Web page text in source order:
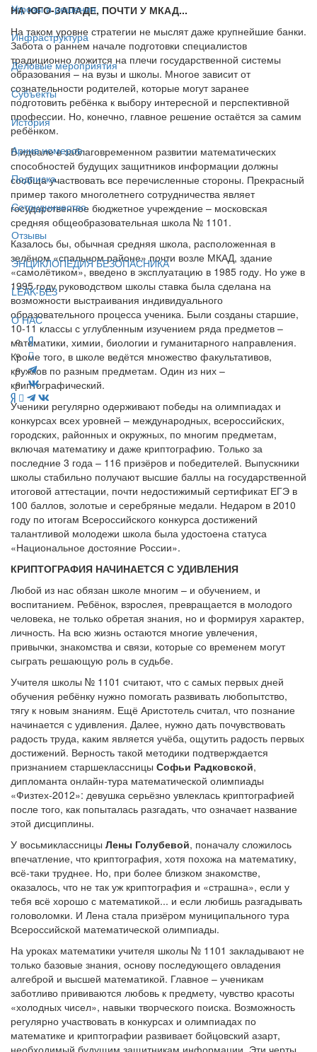
Угрозы и решения
Инфраструктура
Деловые мероприятия
Субъекты
История
Архив номеров
Подписка
Сотрудничество
Отзывы
ЭНЦИКЛОПЕДИЯ БЕЗОПАСНИКА
LEAK-БЕЗ
О НАС
НА ЮГО-ЗАПАДЕ, ПОЧТИ У МКАД...
На таком уровне стратегии не мыслят даже крупнейшие банки.
Забота о раннем начале подготовки специалистов
традиционно ложится на плечи государственной системы
образования – на вузы и школы. Многое зависит от
сознательности родителей, которые могут заранее
подготовить ребёнка к выбору интересной и перспективной
профессии. Но, конечно, главное решение остаётся за самим
ребёнком.
В идеале в заблаговременном развитии математических
способностей будущих защитников информации должны
сообща участвовать все перечисленные стороны. Прекрасный
пример такого многолетнего сотрудничества являет
государственное бюджетное учреждение – московская
средняя общеобразовательная школа № 1101.
Казалось бы, обычная средняя школа, расположенная в
зелёном «спальном районе» почти возле МКАД, здание
«самолётиком», введено в эксплуатацию в 1985 году. Но уже в
1995 году руководством школы ставка была сделана на
возможности выстраивания индивидуального
образовательного процесса ученика. Были созданы старшие,
10-11 классы с углубленным изучением ряда предметов –
математики, химии, биологии и гуманитарного направления.
Кроме того, в школе ведётся множество факультативов,
кружков по разным предметам. Один из них –
криптографический.
Ученики регулярно одерживают победы на олимпиадах и
конкурсах всех уровней – международных, всероссийских,
городских, районных и окружных, по многим предметам,
включая математику и даже криптографию. Только за
последние 3 года – 116 призёров и победителей. Выпускники
школы стабильно получают высшие баллы на государственной
итоговой аттестации, почти недостижимый сертификат ЕГЭ в
100 баллов, золотые и серебряные медали. Недаром в 2010
году по итогам Всероссийского конкурса достижений
талантливой молодежи школа была удостоена статуса
«Национальное достояние России».
КРИПТОГРАФИЯ НАЧИНАЕТСЯ С УДИВЛЕНИЯ
Любой из нас обязан школе многим – и обучением, и
воспитанием. Ребёнок, взрослея, превращается в молодого
человека, не только обретая знания, но и формируя характер,
личность. На всю жизнь остаются многие увлечения,
привычки, знакомства и связи, которые со временем могут
сыграть решающую роль в судьбе.
Учителя школы № 1101 считают, что с самых первых дней
обучения ребёнку нужно помогать развивать любопытство,
тягу к новым знаниям. Ещё Аристотель считал, что познание
начинается с удивления. Далее, нужно дать почувствовать
радость труда, каким является учёба, ощутить радость первых
достижений. Верность такой методики подтверждается
признанием старшеклассницы Софьи Радковской,
дипломанта онлайн-тура математической олимпиады
«Физтех-2012»: девушка серьёзно увлеклась криптографией
после того, как попыталась разгадать, что означает название
этой дисциплины.
У восьмиклассницы Лены Голубевой, поначалу сложилось
впечатление, что криптография, хотя похожа на математику,
всё-таки труднее. Но, при более близком знакомстве,
оказалось, что не так уж криптография и «страшна», если у
тебя всё хорошо с математикой... и если любишь разгадывать
головоломки. И Лена стала призёром муниципального тура
Всероссийской математической олимпиады.
На уроках математики учителя школы № 1101 закладывают не
только базовые знания, основу последующего овладения
алгеброй и высшей математикой. Главное – ученикам
заботливо прививаются любовь к предмету, чувство красоты
«холодных чисел», навыки творческого поиска. Возможность
регулярно участвовать в конкурсах и олимпиадах по
математике и криптографии развивает бойцовский азарт,
необходимый будущим защитникам информации. Эти черты